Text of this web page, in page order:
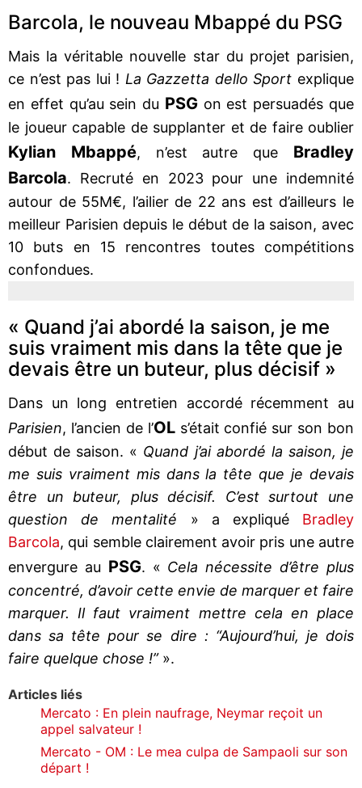
Barcola, le nouveau Mbappé du PSG
Mais la véritable nouvelle star du projet parisien,
ce n’est pas lui ! La Gazzetta dello Sport explique
en effet qu’au sein du PSG on est persuadés que
le joueur capable de supplanter et de faire oublier
Kylian Mbappé, n’est autre que Bradley
Barcola. Recruté en 2023 pour une indemnité
autour de 55M€, l’ailier de 22 ans est d’ailleurs le
meilleur Parisien depuis le début de la saison, avec
10 buts en 15 rencontres toutes compétitions
confondues.
« Quand j’ai abordé la saison, je me
suis vraiment mis dans la tête que je
devais être un buteur, plus décisif »
Dans un long entretien accordé récemment au
Parisien, l’ancien de l’OLs’était confié sur son bon
début de saison. « Quand j’ai abordé la saison, je
me suis vraiment mis dans la tête que je devais
être un buteur, plus décisif. C’est surtout une
question de mentalité » a expliqué Bradley
Barcola, qui semble clairement avoir pris une autre
envergure au PSG. « Cela nécessite d’être plus
concentré, d’avoir cette envie de marquer et faire
marquer. Il faut vraiment mettre cela en place
dans sa tête pour se dire : “Aujourd’hui, je dois
faire quelque chose !”».
Articles liés
Mercato : En plein naufrage, Neymar reçoit un
appel salvateur !
Mercato - OM : Le mea culpa de Sampaoli sur son
départ !